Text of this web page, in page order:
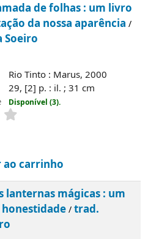
de folhas : um livro
da nossa aparência /
Soeiro
Rio Tinto : Marus, 2000
29, [2] p. : il. ; 31 cm
Disponível (3).
carrinho
lanternas mágicas : um
/trad.